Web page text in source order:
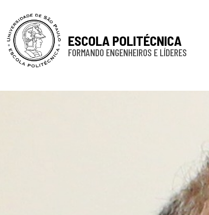
ESCOLA POLITÉCNICA
FORMANDO ENGENHEIROS E LÍDERES